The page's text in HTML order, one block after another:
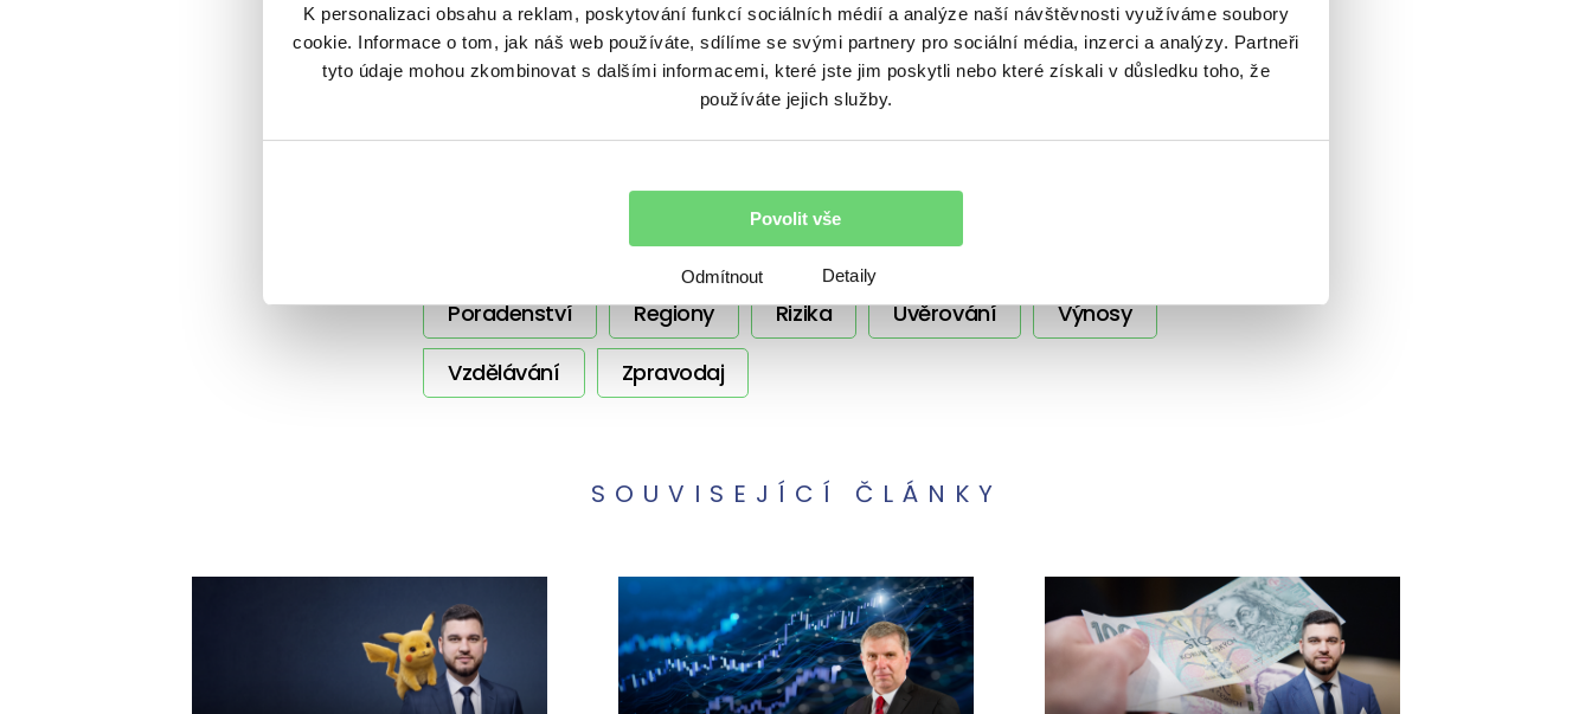
Detaily
K personalizaci obsahu a reklam, poskytování funkcí sociálních médií a analýze naší návštěvnosti využíváme soubory
cookie. Informace o tom, jak náš web používáte, sdílíme se svými partnery pro sociální média, inzerci a analýzy. Partneři
tyto údaje mohou zkombinovat s dalšími informacemi, které jste jim poskytli nebo které získali v důsledku toho, že
používáte jejich služby.
Odmítnout
Povolit vše
Sdílet s přáteli
Další témata
Nezařazené Ostatní
Podcasty
Poradenství
Regiony Rizika Úvěrování
Výnosy
Vzdělávání
Zpravodaj
SOUVISEJÍCÍ ČLÁNKY